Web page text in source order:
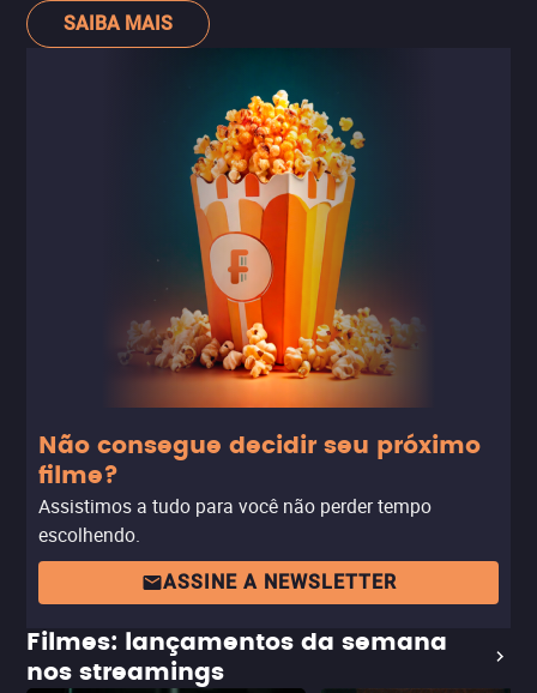
cloná-las e personificá-las. Ao longo das quatro
temporada de 'Stranger Things' temos testemunhado o
criaturas e monstros do Mundo Invertido. Por exemplo,
Billy (Dacre Montgomery) sendo possuído pelo Monstro
das Sombras e espalhando o terror por Hawkins. As
referências de 'O Enigma de Outro Mundo' na série são
ainda mais claras na quarta temporada, depois que nos
encontramos novamente com Hopper, mantido em
cativeiro em uma prisão russa onde também vive um
monstro alienígena.
SAIBA MAIS
Não consegue decidir seu próximo
filme?
Assistimos a tudo para você não perder tempo
escolhendo.
ASSINE A NEWSLETTER
Filmes: lançamentos da semana
nos streamings